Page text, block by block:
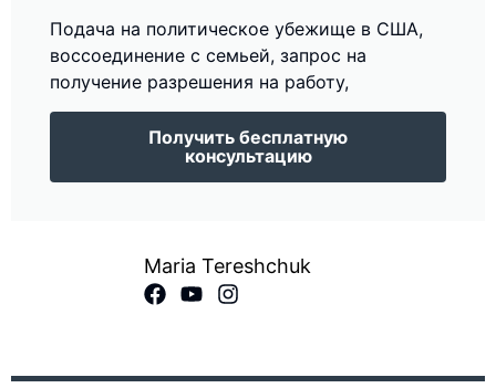
Подача на политическое убежище в США,
воссоединение с семьей, запрос на
получение разрешения на работу,
Получить бесплатную
консультацию
Maria Tereshchuk